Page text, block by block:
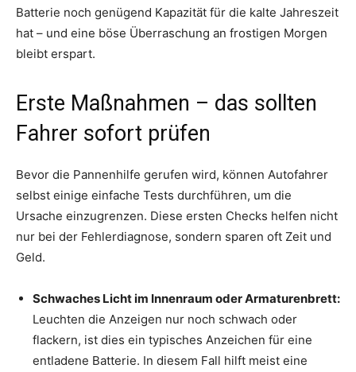
Batterie noch genügend Kapazität für die kalte Jahreszeit
hat – und eine böse Überraschung an frostigen Morgen
bleibt erspart.
Erste Maßnahmen – das sollten
Fahrer sofort prüfen
Bevor die Pannenhilfe gerufen wird, können Autofahrer
selbst einige einfache Tests durchführen, um die
Ursache einzugrenzen. Diese ersten Checks helfen nicht
nur bei der Fehlerdiagnose, sondern sparen oft Zeit und
Geld.
Schwaches Licht im Innenraum oder Armaturenbrett:
Leuchten die Anzeigen nur noch schwach oder
flackern, ist dies ein typisches Anzeichen für eine
entladene Batterie. In diesem Fall hilft meist eine